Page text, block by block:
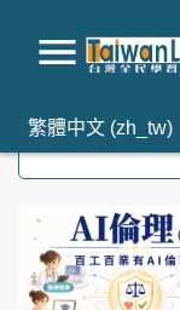
繁體中文 ‎(zh_tw)‎